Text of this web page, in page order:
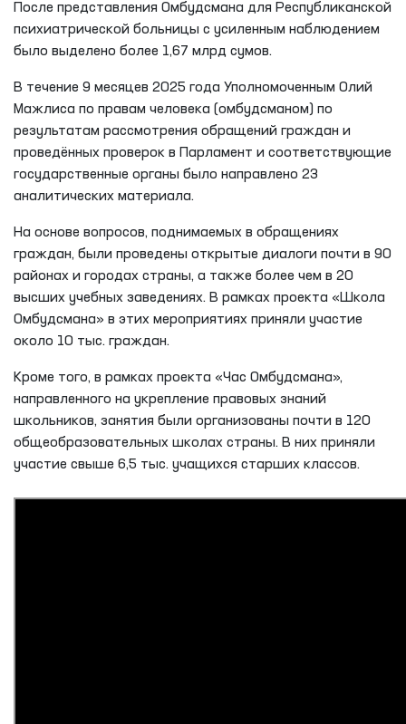
После представления Омбудсмана для Республиканской
психиатрической больницы с усиленным наблюдением
было выделено более 1,67 млрд сумов.
В течение 9 месяцев 2025 года Уполномоченным Олий
Мажлиса по правам человека (омбудсманом) по
результатам рассмотрения обращений граждан и
проведённых проверок в Парламент и соответствующие
государственные органы было направлено 23
аналитических материала.
На основе вопросов, поднимаемых в обращениях
граждан, были проведены открытые диалоги почти в 90
районах и городах страны, а также более чем в 20
высших учебных заведениях. В рамках проекта «Школа
Омбудсмана» в этих мероприятиях приняли участие
около 10 тыс. граждан.
Кроме того, в рамках проекта «Час Омбудсмана»,
направленного на укрепление правовых знаний
школьников, занятия были организованы почти в 120
общеобразовательных школах страны. В них приняли
участие свыше 6,5 тыс. учащихся старших классов.